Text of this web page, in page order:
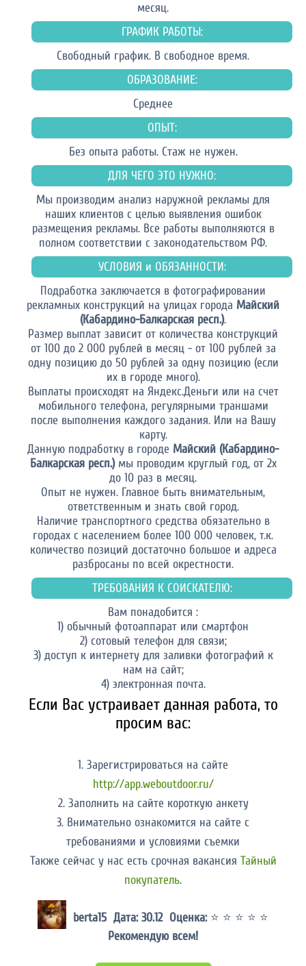
месяц.
ГРАФИК РАБОТЫ:
Свободный график. В свободное время.
ОБРАЗОВАНИЕ:
Среднее
ОПЫТ:
Без опыта работы. Стаж не нужен.
ДЛЯ ЧЕГО ЭТО НУЖНО:
Мы производим анализ наружной рекламы для
наших клиентов с целью выявления ошибок
размещения рекламы. Все работы выполняются в
полном соответствии с законодательством РФ.
УСЛОВИЯ и ОБЯЗАННОСТИ:
Подработка заключается в фотографировании
рекламных конструкций на улицах города Майский
(Кабардино-Балкарская респ.).
Размер выплат зависит от количества конструкций
от 100 до 2 000 рублей в месяц - от 100 рублей за
одну позицию до 50 рублей за одну позицию (если
их в городе много).
Выплаты происходят на Яндекс.Деньги или на счет
мобильного телефона, регулярными траншами
после выполнения каждого задания. Или на Вашу
карту.
Данную подработку в городе Майский (Кабардино-
Балкарская респ.)мы проводим круглый год, от 2х
до 10 раз в месяц.
Опыт не нужен. Главное быть внимательным,
ответственным и знать свой город.
Наличие транспортного средства обязательно в
городах с населением более 100 000 человек, т.к.
количество позиций достаточно большое и адреса
разбросаны по всей окрестности.
ТРЕБОВАНИЯ К СОИСКАТЕЛЮ:
Вам понадобится :
1) обычный фотоаппарат или смартфон
2) сотовый телефон для связи;
3) доступ к интернету для заливки фотографий к
нам на сайт;
4) электронная почта.
Если Вас устраивает данная работа, то
просим вас:
1. Зарегистрироваться на сайте
http://app.weboutdoor.ru/
2. Заполнить на сайте короткую анкету
3. Внимательно ознакомится на сайте с
требованиями и условиями съемки
Также сейчас у нас есть срочная вакансия Тайный
покупатель.
berta15 Дата: 30.12 Оценка: ⭐ ⭐ ⭐ ⭐ ⭐
Рекомендую всем!